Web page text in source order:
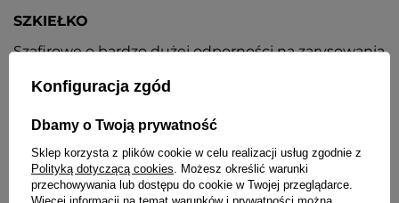
SZKIEŁKO
Szafirowe o bardzo dużej odporności na zarysowania
KOPERTA
powłoką w kolorze różowego złota
TARCZA
Kolor srebrny, wskazówki i indeksy w kolorze
Konfiguracja zgód
Dbamy o Twoją prywatność
Sklep korzysta z plików cookie w celu realizacji usług zgodnie z
Polityką dotyczącą cookies. Możesz określić warunki
przechowywania lub dostępu do cookie w Twojej przeglądarce.